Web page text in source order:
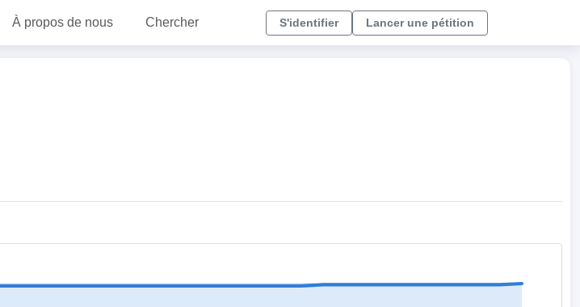
À propos de nous Chercher S'identifier Lancer une pétition